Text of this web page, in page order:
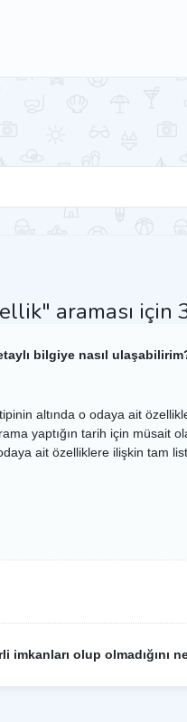
araması için
bilgiye nasıl
altında o odaya ait
yaptığın tarih için müsait
olup olmadığını